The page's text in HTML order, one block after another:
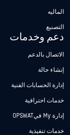
الماليه
التصنيع
دعم وخدمات
الاتصال بالدعم
إنشاء حالة
إدارة الحسابات الفنية
خدمات احترافية
إدارة My فيOPSWAT
خدمات تنفيذية